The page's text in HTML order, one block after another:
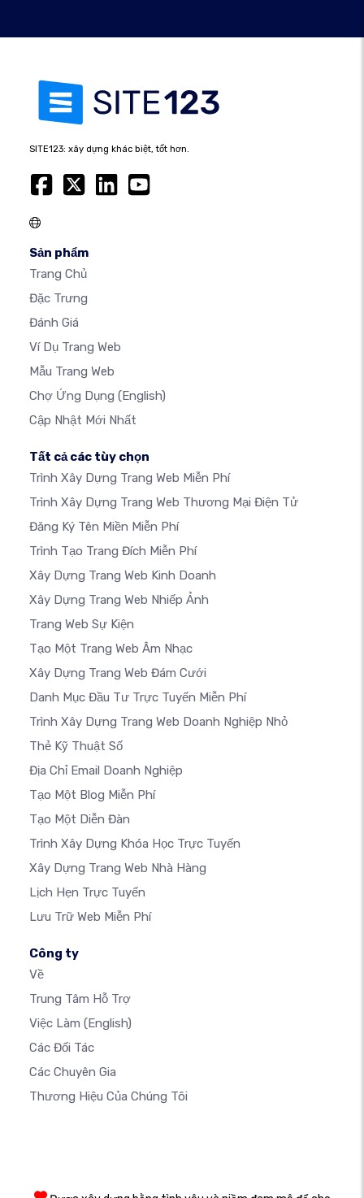
SITE123: xây dựng khác biệt, tốt hơn.
Sản phẩm
Trang Chủ
Đặc Trưng
Đánh Giá
Ví Dụ Trang Web
Mẫu Trang Web
Chợ Ứng Dụng (English)
Cập Nhật Mới Nhất
Tất cả các tùy chọn
Trình Xây Dựng Trang Web Miễn Phí
Trình Xây Dựng Trang Web Thương Mại Điện Tử
Đăng Ký Tên Miền Miễn Phí
Trình Tạo Trang Đích Miễn Phí
Xây Dựng Trang Web Kinh Doanh
Xây Dựng Trang Web Nhiếp Ảnh
Trang Web Sự Kiện
Tạo Một Trang Web Âm Nhạc
Xây Dựng Trang Web Đám Cưới
Danh Mục Đầu Tư Trực Tuyến Miễn Phí
Trình Xây Dựng Trang Web Doanh Nghiệp Nhỏ
Thẻ Kỹ Thuật Số
Địa Chỉ Email Doanh Nghiệp
Tạo Một Blog Miễn Phí
Tạo Một Diễn Đàn
Trình Xây Dựng Khóa Học Trực Tuyến
Xây Dựng Trang Web Nhà Hàng
Lịch Hẹn Trực Tuyến
Lưu Trữ Web Miễn Phí
Công ty
Về
Trung Tâm Hỗ Trợ
Việc Làm (English)
Các Đối Tác
Các Chuyên Gia
Thương Hiệu Của Chúng Tôi